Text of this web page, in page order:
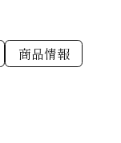
商品情報